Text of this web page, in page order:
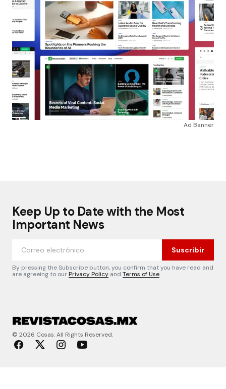
Ad Banner
Keep Up to Date with the Most
Important News
Suscribir
By pressing the Subscribe button, you confirm that you have read and
are agreeing to ourPrivacy Policy and Terms of Use
© 2026 Cosas. All Rights Reserved.